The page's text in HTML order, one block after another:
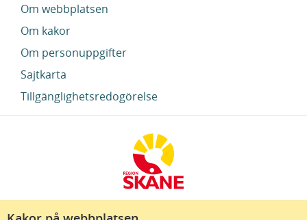
Om webbplatsen
Om kakor
Om personuppgifter
Sajtkarta
Tillgänglighetsredogörelse